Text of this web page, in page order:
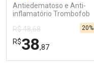
Antiedematoso e Anti-
inflamatório Trombofob
R$ 48,68
R$38,87